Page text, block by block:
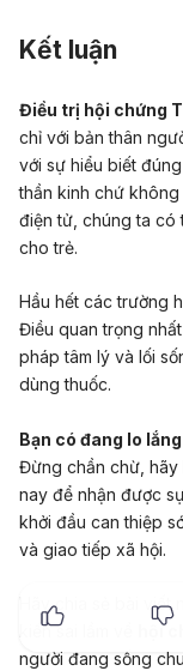
Kết luận
Điều trị hội chứng
chỉ với bản thân
với sự hiểu biết
thần kinh chứ
điện tử, chúng ta có
cho trẻ.
Hầu hết các trường
Điều quan trọng
pháp tâm lý và lối
dùng thuốc.
Bạn có đang lo
Đừng chần chừ, hãy
nay để nhận được
khởi đầu can thiệp
và giao tiếp xã hội.
Hãy chia sẻ bài
kiến sai lầm về
hội
người đang sống